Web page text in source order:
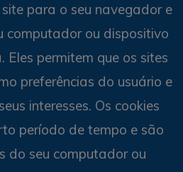
para o seu navegador e
computador ou dispositivo
Eles permitem que os sites
preferências do usuário e
interesses. Os cookies
período de tempo e são
do seu computador ou